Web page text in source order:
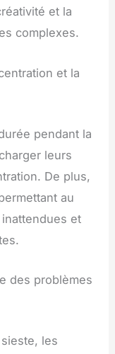
et la
complexes.
et la
pendant la
leurs
De plus,
au
et
des problèmes
les